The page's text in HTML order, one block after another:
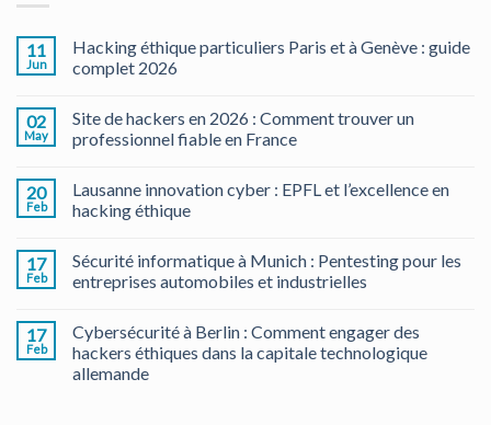
11
Jun
Hacking éthique particuliers Paris et à Genève : guide
complet 2026
02
May
Site de hackers en 2026 : Comment trouver un
professionnel fiable en France
20
Feb
Lausanne innovation cyber : EPFL et l’excellence en
hacking éthique
17
Feb
Sécurité informatique à Munich : Pentesting pour les
entreprises automobiles et industrielles
17
Feb
Cybersécurité à Berlin : Comment engager des
hackers éthiques dans la capitale technologique
allemande